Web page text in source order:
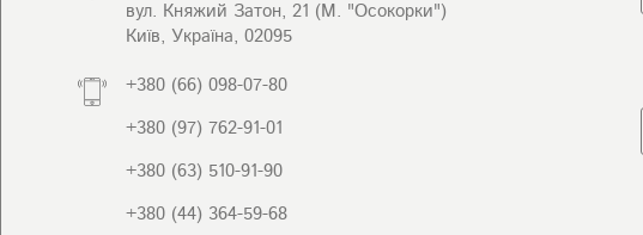
вул. Княжий Затон, 21 (М. "Осокорки")
Київ, Україна, 02095
+380 (66) 098-07-80
+380 (97) 762-91-01
+380 (63) 510-91-90
+380 (44) 364-59-68